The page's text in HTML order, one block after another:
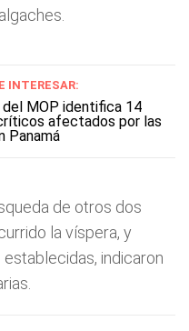
INTERESAR:
MOP identifica 14
afectados por las
Panamá
de otros dos
la víspera, y
establecidas, indicaron